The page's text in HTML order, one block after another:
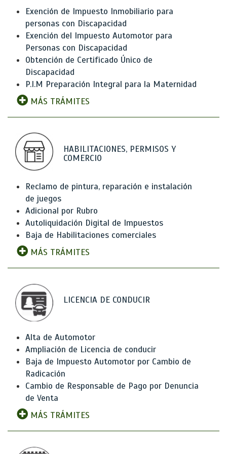
Exención de Impuesto Inmobiliario para
personas con Discapacidad
Exención del Impuesto Automotor para
Personas con Discapacidad
Obtención de Certificado Único de
Discapacidad
P.I.M Preparación Integral para la Maternidad
MÁS TRÁMITES
HABILITACIONES, PERMISOS Y
COMERCIO
Reclamo de pintura, reparación e instalación
de juegos
Adicional por Rubro
Autoliquidación Digital de Impuestos
Baja de Habilitaciones comerciales
MÁS TRÁMITES
LICENCIA DE CONDUCIR
Alta de Automotor
Ampliación de Licencia de conducir
Baja de Impuesto Automotor por Cambio de
Radicación
Cambio de Responsable de Pago por Denuncia
de Venta
MÁS TRÁMITES